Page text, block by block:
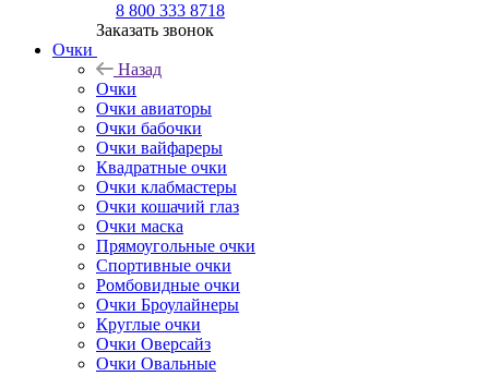
8 800 333 8718
Заказать звонок
Очки
Назад
Очки
Очки авиаторы
Очки бабочки
Очки вайфареры
Квадратные очки
Очки клабмастеры
Очки кошачий глаз
Очки маска
Прямоугольные очки
Спортивные очки
Ромбовидные очки
Очки Броулайнеры
Круглые очки
Очки Оверсайз
Очки Овальные